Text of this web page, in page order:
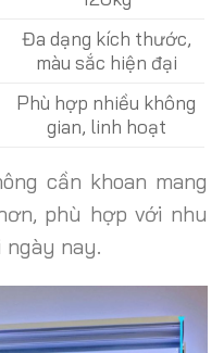
Đa dạng kích thước,
màu sắc hiện đại
Phù hợp nhiều không
gian, linh hoạt
cần khoan mang
phù hợp với nhu
ngày nay.